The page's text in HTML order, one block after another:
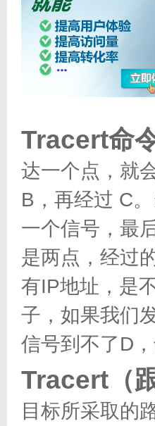
Tracert命
达一个点，就
B，再经过 C
一个信号，最
是两点，经过
有IP地址，是
子，如果我们
信号到不了D
Tracert（
目标所采取的